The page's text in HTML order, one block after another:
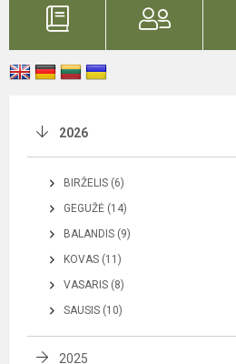
2026
BIRŽELIS (6)
GEGUŽĖ (14)
BALANDIS (9)
KOVAS (11)
VASARIS (8)
SAUSIS (10)
2025